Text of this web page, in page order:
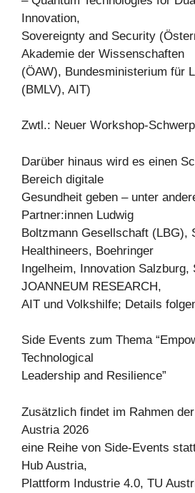
Innovation,
Sovereignty and Security
Akademie der Wissenschaften
(ÖAW), Bundesministerium für
(BMLV), AIT)
Zwtl.: Neuer Workshop-
Darüber hinaus wird es einen
Bereich digitale
Gesundheit geben – unter
Partner:innen Ludwig
Boltzmann Gesellschaft (LBG),
Healthineers, Boehringer
Ingelheim, Innovation Salzburg,
JOANNEUM RESEARCH,
AIT und Volkshilfe; Details
Side Events zum Thema
Technological
Leadership and Resilience”
Zusätzlich findet im Rahmen
Austria 2026
eine Reihe von Side-Events
Hub Austria,
Plattform Industrie 4.0, TU